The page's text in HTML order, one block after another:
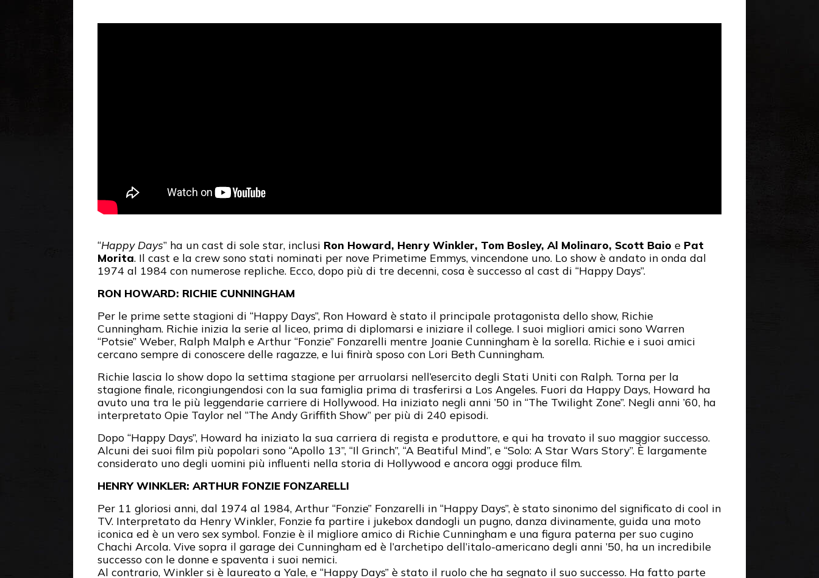
“Happy Days” ha un cast di sole star, inclusi Ron Howard, Henry Winkler, Tom Bosley, Al Molinaro, Scott Baio e Pat
Morita. Il cast e la crew sono stati nominati per nove Primetime Emmys, vincendone uno. Lo show è andato in onda dal
1974 al 1984 con numerose repliche. Ecco, dopo più di tre decenni, cosa è successo al cast di “Happy Days”.
RON HOWARD: RICHIE CUNNINGHAM
Per le prime sette stagioni di “Happy Days”, Ron Howard è stato il principale protagonista dello show, Richie
Cunningham. Richie inizia la serie al liceo, prima di diplomarsi e iniziare il college. I suoi migliori amici sono Warren
“Potsie” Weber, Ralph Malph e Arthur “Fonzie” Fonzarelli mentre Joanie Cunningham è la sorella. Richie e i suoi amici
cercano sempre di conoscere delle ragazze, e lui finirà sposo con Lori Beth Cunningham.
Richie lascia lo show dopo la settima stagione per arruolarsi nell’esercito degli Stati Uniti con Ralph. Torna per la
stagione finale, ricongiungendosi con la sua famiglia prima di trasferirsi a Los Angeles. Fuori da Happy Days, Howard ha
avuto una tra le più leggendarie carriere di Hollywood. Ha iniziato negli anni ’50 in “The Twilight Zone”. Negli anni ’60, ha
interpretato Opie Taylor nel “The Andy Griffith Show” per più di 240 episodi.
Dopo “Happy Days”, Howard ha iniziato la sua carriera di regista e produttore, e qui ha trovato il suo maggior successo.
Alcuni dei suoi film più popolari sono “Apollo 13”, “Il Grinch”, “A Beatiful Mind”, e “Solo: A Star Wars Story”. È largamente
considerato uno degli uomini più influenti nella storia di Hollywood e ancora oggi produce film.
HENRY WINKLER: ARTHUR FONZIE FONZARELLI
Per 11 gloriosi anni, dal 1974 al 1984, Arthur “Fonzie” Fonzarelli in “Happy Days”, è stato sinonimo del significato di cool in
TV. Interpretato da Henry Winkler, Fonzie fa partire i jukebox dandogli un pugno, danza divinamente, guida una moto
iconica ed è un vero sex symbol. Fonzie è il migliore amico di Richie Cunningham e una figura paterna per suo cugino
Chachi Arcola. Vive sopra il garage dei Cunningham ed è l’archetipo dell’italo-americano degli anni ’50, ha un incredibile
successo con le donne e spaventa i suoi nemici.
Al contrario, Winkler si è laureato a Yale, e “Happy Days” è stato il ruolo che ha segnato il suo successo. Ha fatto parte